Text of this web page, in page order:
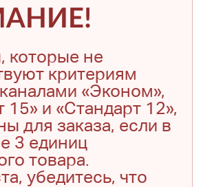
которые не
критериям
«Эконом»,
15» и «Стандарт 12»,
для заказа, если в
3 единиц
товара.
убедитесь, что